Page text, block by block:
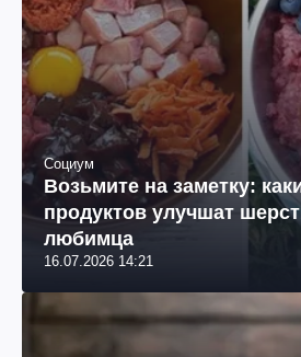
Социум
Возьмите на заметку:
продуктов улучшат
любимца
16.07.2026 14:21